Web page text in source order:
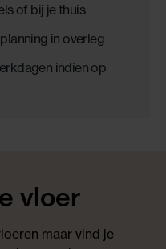
of bij je thuis
in overleg
indien op
vloer
maar vind je